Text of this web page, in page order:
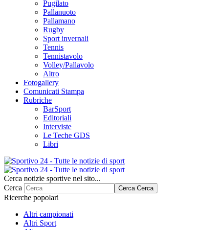
Pugilato
Pallanuoto
Pallamano
Rugby
Sport invernali
Tennis
Tennistavolo
Volley/Pallavolo
Altro
Fotogallery
Comunicati Stampa
Rubriche
BarSport
Editoriali
Interviste
Le Teche GDS
Libri
Cerca notizie sportive nel sito...
Cerca
Cerca Cerca
Ricerche popolari
Altri campionati
Altri Sport